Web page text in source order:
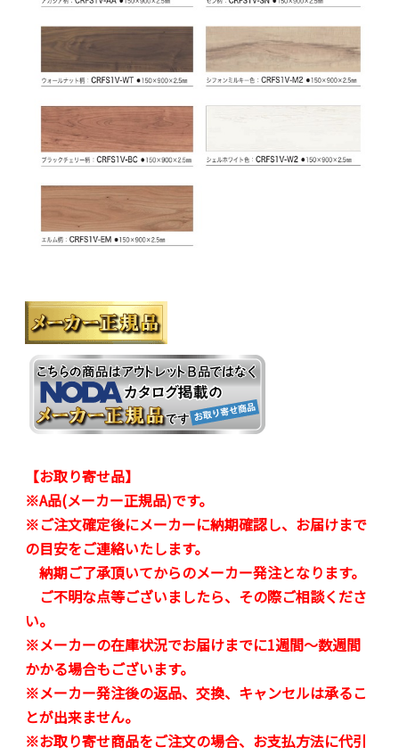
【お取り寄せ品】
※A品(メーカー正規品)です。
※ご注文確定後にメーカーに納期確認し、お届けまで
の目安をご連絡いたします。
納期ご了承頂いてからのメーカー発注となります。
ご不明な点等ございましたら、その際ご相談くださ
い。
※メーカーの在庫状況でお届けまでに1週間～数週間
かかる場合もございます。
※メーカー発注後の返品、交換、キャンセルは承るこ
とが出来ません。
※お取り寄せ商品をご注文の場合、お支払方法に代引